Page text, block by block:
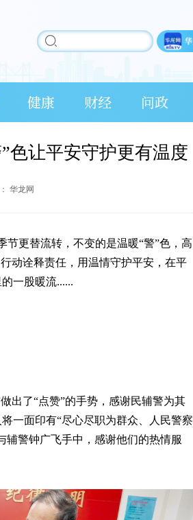
健康 财经 问政
色让平安守护更有温度
华龙网
更替流转，不变的是温暖“警”色，高
动诠释责任，用温情守护平安，在平
一股暖流......
出了“点赞”的手势，感谢民辅警为其
一面印有“尽心尽职为群众、人民警察
辅警钟广飞手中，感谢他们的热情服